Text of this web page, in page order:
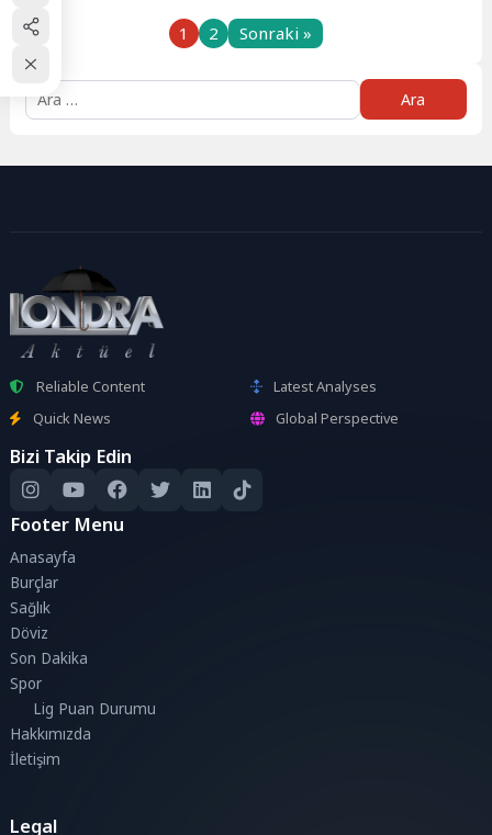
planladıkları restoranın
nedeniyle yaşanan akaryakıt
krizi...
1 2 Sonraki »
Reliable Content
Latest Analyses
Quick News
Global Perspective
Bizi Takip Edin
Footer Menu
Anasayfa
Burçlar
Sağlık
Döviz
Son Dakika
Spor
Lig Puan Durumu
Hakkımızda
İletişim
Legal